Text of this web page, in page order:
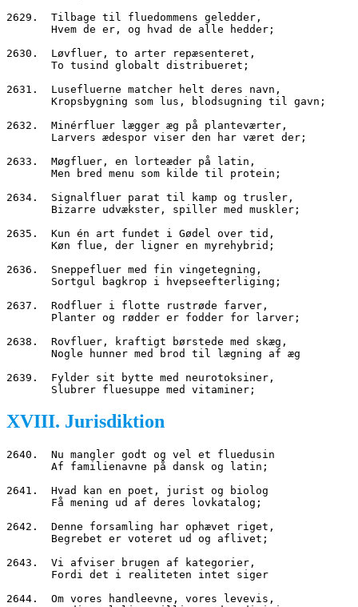
2629.  Tilbage til fluedommens geledder,
       Hvem de er, og hvad de alle hedder;
2630.  Løvfluer, to arter repæsenteret,
       To tusind globalt distribueret;
2631.  Lusefluerne matcher helt deres navn,
       Kropsbygning som lus, blodsugning til gavn;
2632.  Minérfluer lægger æg på planteværter,
       Larvers ædespor viser den har været der;
2633.  Møgfluer, en lorteæder på latin,
       Men bred menu som kilde til protein;
2634.  Signalfluer parat til kamp og trusler,
       Bizarre udvækster, spiller med muskler;
2635.  Kun én art fundet i Gødel over tid,
       Køn flue, der ligner en myrehybrid;
2636.  Sneppefluer med fin vingetegning,
       Sortgul bagkrop i hvepseefterliging;
2637.  Rodfluer i flotte rustrøde farver,
       Planter og rødder er fodder for larver;
2638.  Rovfluer, kraftigt børstede med skæg,
       Nogle hunner med brod til lægning af æg
2639.  Fylder sit bytte med neurotoksiner,
       Slubrer fluesuppe med vitaminer;
XVIII. Jurisdiktion
2640.  Nu mangler godt og vel et fluedusin
       Af familienavne på dansk og latin;
2641.  Hvad kan en poet, jurist og biolog
       Få mening ud af deres lovkatalog;
2642.  Denne forsamling har ophævet riget,
       Begrebet er voteret ud og aflivet;
2643.  Vi afviser brugen af kategorier,
       Fordi det i realiteten intet siger
2644.  Om vores handleevne, vores levevis,